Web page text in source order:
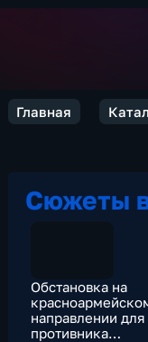
Главная
Сюжеты
Обстановка на
направлении для
противника